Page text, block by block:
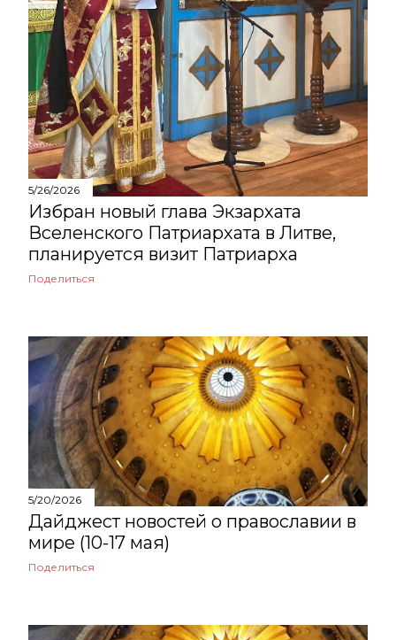
2024
71
декабря
ноября
6
октября
9
сентября
3
августа
4
июля
июня
апреля
9
марта
8
февраля
9
января
3
2023
68
декабря
9
ноября
5/26/2026
Избран новый глава Экзархата
Вселенского Патриархата в Литве,
планируется визит Патриарха
Поделиться
5/20/2026
Дайджест новостей о православии в
мире (10-17 мая)
Поделиться